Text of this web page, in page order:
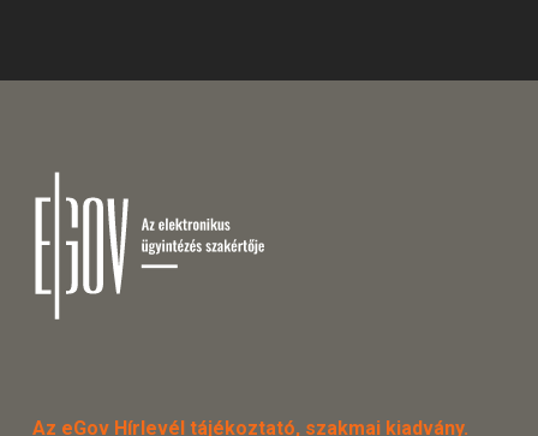
Az eGov Hírlevél tájékoztató, szakmai kiadvány.